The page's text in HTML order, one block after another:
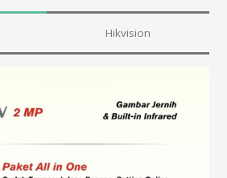
Hikvision